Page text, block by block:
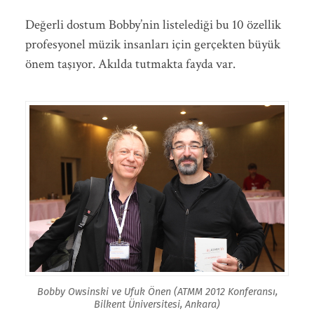
Değerli dostum Bobby’nin listelediği bu 10 özellik
profesyonel müzik insanları için gerçekten büyük
önem taşıyor. Akılda tutmakta fayda var.
Bobby Owsinski ve Ufuk Önen (ATMM 2012 Konferansı,
Bilkent Üniversitesi, Ankara)